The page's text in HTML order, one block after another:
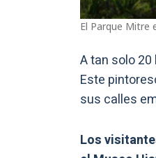
El Parque Mitre
A tan solo 20
Este
sus calles
Los